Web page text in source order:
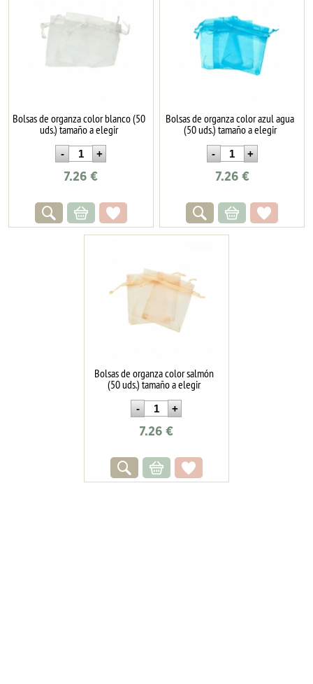
Bolsas de organza color blanco (50
uds.) tamaño a elegir
7.26 €
Bolsas de organza color azul agua
(50 uds.) tamaño a elegir
7.26 €
Bolsas de organza color salmón
(50 uds.) tamaño a elegir
7.26 €